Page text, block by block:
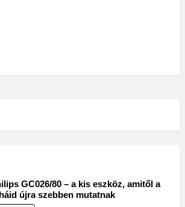
GC026/80 – a kis eszköz, amitől a
újra szebben mutatnak